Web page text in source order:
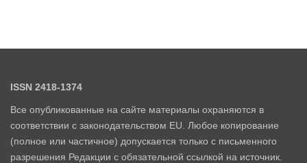
ISSN 2418-1374
Все опубликованные на сайте материалы охраняются в
соответствии с законодательством EU. Любое копирование
(полное или частичное) допускается только с письменного
разрешения Редакции с обязательной ссылкой на источник.